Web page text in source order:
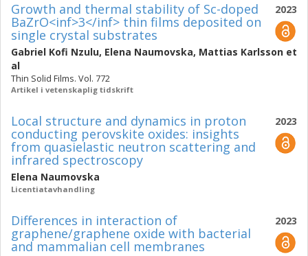
2023
Growth and thermal stability of Sc-doped
BaZrO<inf>3</inf> thin films deposited on
single crystal substrates
Gabriel Kofi Nzulu, Elena Naumovska, Mattias Karlsson et
al
Thin Solid Films. Vol. 772
Artikel i vetenskaplig tidskrift
2023
Local structure and dynamics in proton
conducting perovskite oxides: insights
from quasielastic neutron scattering and
infrared spectroscopy
Elena Naumovska
Licentiatavhandling
2023
Differences in interaction of
graphene/graphene oxide with bacterial
and mammalian cell membranes